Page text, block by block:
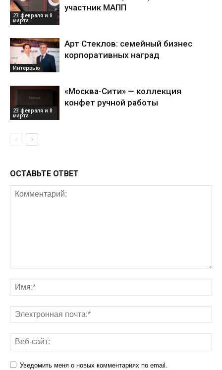
23 февраля и 8
марта
участник МАПП
Интервью
Арт Стеклов: семейный бизнес
корпоративных наград
23 февраля и 8
марта
«Москва-Сити» — коллекция
конфет ручной работы
ОСТАВЬТЕ ОТВЕТ
Уведомить меня о новых комментариях по email.